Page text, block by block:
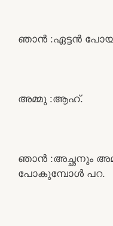
ഞാൻ :ഏട്ടൻ
അമ്മു :ആഹ്.
ഞാൻ :അച്ഛനും
പോകുമ്പോൾ പറ.